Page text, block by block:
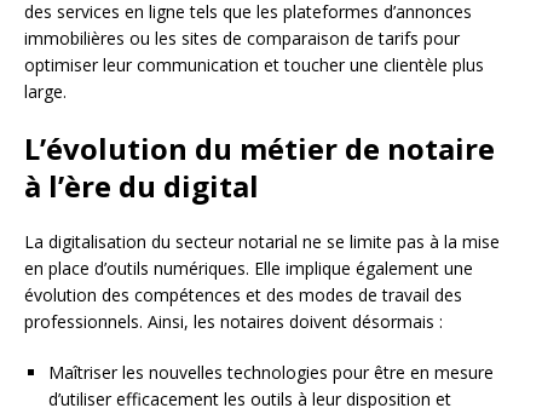
des services en ligne tels que les plateformes d’annonces
immobilières ou les sites de comparaison de tarifs pour
optimiser leur communication et toucher une clientèle plus
large.
L’évolution du métier de notaire
à l’ère du digital
La digitalisation du secteur notarial ne se limite pas à la mise
en place d’outils numériques. Elle implique également une
évolution des compétences et des modes de travail des
professionnels. Ainsi, les notaires doivent désormais :
Maîtriser les nouvelles technologies pour être en mesure
d’utiliser efficacement les outils à leur disposition et